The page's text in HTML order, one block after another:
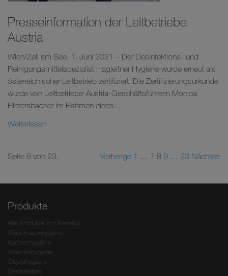
Presseinformation der Leitbetriebe
Austria
Wien/Zell am See, 1. Juni 2021 – Der Desinfektions- und
Reinigungsmittelspezialist Hagleitner Hygiene wurde erneut als
österreichischer Leitbetrieb zertifiziert. Die Zertifizierungsurkunde
wurde von Leitbetriebe-Austria-Geschäftsführerin Monica
Rintersbacher im Rahmen eines...
Weiterlesen
Seite 8 von 23. Vorherige 1 … 7 8 9 … 23 Nächste
Produkte
Alle Produkte im Überblick
Waschraumhygiene
Küchenhygiene
Wäschehygiene
Objekthygiene
Desinfektion